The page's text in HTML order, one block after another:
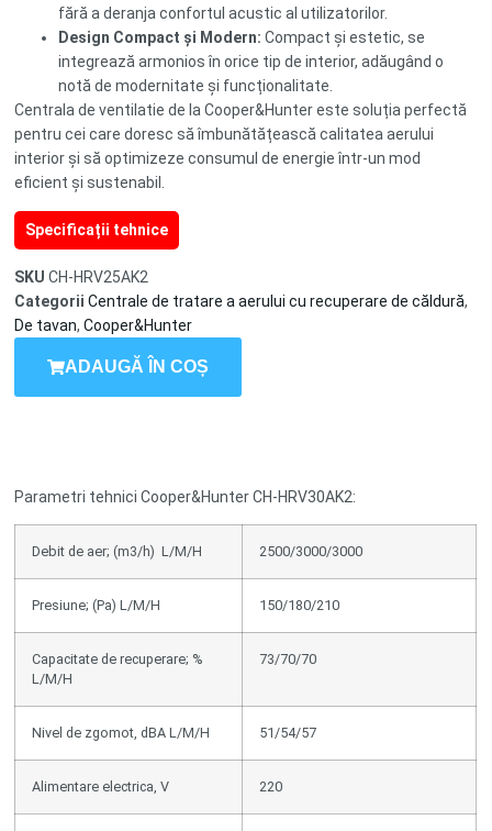
fără a deranja confortul acustic al utilizatorilor.
Design Compact și Modern: Compact și estetic, se
integrează armonios în orice tip de interior, adăugând o
notă de modernitate și funcționalitate.
Centrala de ventilatie de la Cooper&Hunter este soluția perfectă
pentru cei care doresc să îmbunătățească calitatea aerului
interior și să optimizeze consumul de energie într-un mod
eficient și sustenabil.
Specificații tehnice
SKUCH-HRV25AK2
Categorii Centrale de tratare a aerului cu recuperare de căldură,
De tavan,Cooper&Hunter
ADAUGĂ ÎN COȘ
Parametri tehnici Cooper&Hunter CH-HRV30AK2:
Debit de aer; (m3/h) L/M/H 2500/3000/3000
Presiune; (Pa) L/M/H 150/180/210
Capacitate de recuperare; %
L/M/H
73/70/70
Nivel de zgomot, dBA L/M/H 51/54/57
Alimentare electrica, V 220